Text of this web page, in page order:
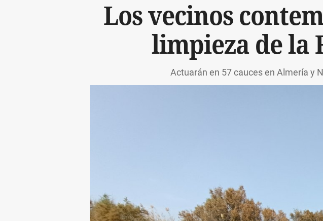
Los vecinos
limpieza de la
Actuarán en 57 cauces en Almería y